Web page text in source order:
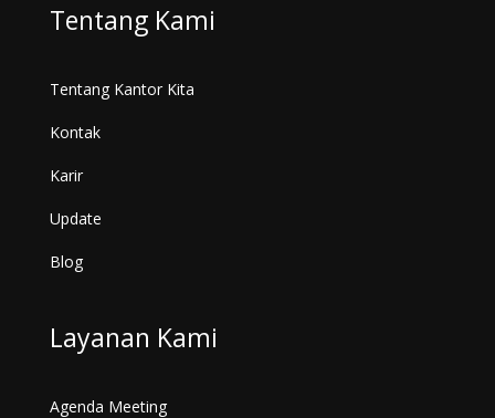
Tentang Kami
Tentang Kantor Kita
Kontak
Karir
Update
Blog
Layanan Kami
Agenda Meeting